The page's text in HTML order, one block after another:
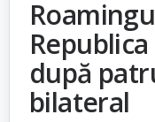
după
bilateral